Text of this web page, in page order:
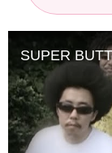
SUPER